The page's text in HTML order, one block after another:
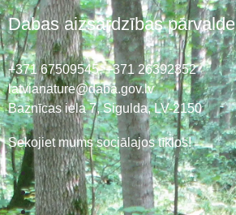
Dabas aizsardzības pārvalde
+371 67509545,+371 26392352
latvianature@daba.gov.lv
Baznīcas iela 7, Sigulda, LV-2150
Sekojiet mums sociālajos tīklos!